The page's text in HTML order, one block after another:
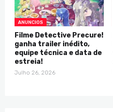
ANUNCIOS
Filme Detective Precure!
ganha trailer inédito,
equipe técnica e data de
estreia!
Julho 26, 2026